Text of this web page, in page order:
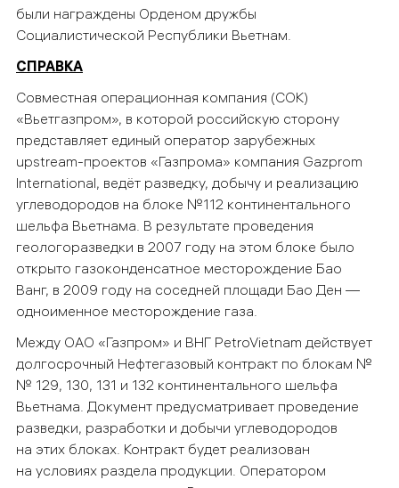
были награждены Орденом дружбы
Социалистической Республики Вьетнам.
СПРАВКА
Совместная операционная компания (СОК)
«Вьетгазпром», в которой российскую сторону
представляет единый оператор зарубежных
upstream-проектов «Газпрома» компания Gazprom
International, ведёт разведку, добычу и реализацию
углеводородов на блоке №112 континентального
шельфа Вьетнама. В результате проведения
геологоразведки в 2007 году на этом блоке было
открыто газоконденсатное месторождение Бао
Ванг, в 2009 году на соседней площади Бао Ден —
одноименное месторождение газа.
Между ОАО «Газпром» и ВНГ PetroVietnam действует
долгосрочный Нефтегазовый контракт по блокам №
№ 129, 130, 131 и 132 континентального шельфа
Вьетнама. Документ предусматривает проведение
разведки, разработки и добычи углеводородов
на этих блоках. Контракт будет реализован
на условиях раздела продукции. Оператором